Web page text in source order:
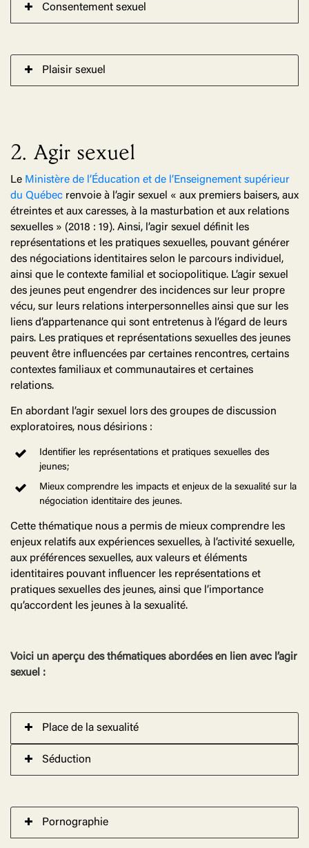
Consentement sexuel
Plaisir sexuel
2. Agir sexuel
Le Ministère de l’Éducation et de l’Enseignement supérieur
du Québec renvoie à l’agir sexuel « aux premiers baisers, aux
étreintes et aux caresses, à la masturbation et aux relations
sexuelles » (2018 : 19). Ainsi, l’agir sexuel définit les
représentations et les pratiques sexuelles, pouvant générer
des négociations identitaires selon le parcours individuel,
ainsi que le contexte familial et sociopolitique. L’agir sexuel
des jeunes peut engendrer des incidences sur leur propre
vécu, sur leurs relations interpersonnelles ainsi que sur les
liens d’appartenance qui sont entretenus à l’égard de leurs
pairs. Les pratiques et représentations sexuelles des jeunes
peuvent être influencées par certaines rencontres, certains
contextes familiaux et communautaires et certaines
relations.
En abordant l’agir sexuel lors des groupes de discussion
exploratoires, nous désirions :
Identifier les représentations et pratiques sexuelles des
jeunes;
Mieux comprendre les impacts et enjeux de la sexualité sur la
négociation identitaire des jeunes.
Cette thématique nous a permis de mieux comprendre les
enjeux relatifs aux expériences sexuelles, à l’activité sexuelle,
aux préférences sexuelles, aux valeurs et éléments
identitaires pouvant influencer les représentations et
pratiques sexuelles des jeunes, ainsi que l’importance
qu’accordent les jeunes à la sexualité.
Voici un aperçu des thématiques abordées en lien avec l’agir
sexuel :
Place de la sexualité
Séduction
Pornographie